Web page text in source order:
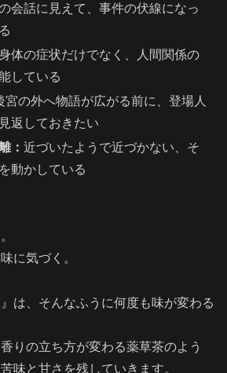
会話に見えて、事件の伏線になっ
体の症状だけでなく、人間関係の
している
宮の外へ物語が広がる前に、登場人
返しておきたい
：近づいたようで近づかない、そ
動かしている
に気づく。
は、そんなふうに何度も味が変わる
りの立ち方が変わる薬草茶のよう
味と甘さを残していきます。